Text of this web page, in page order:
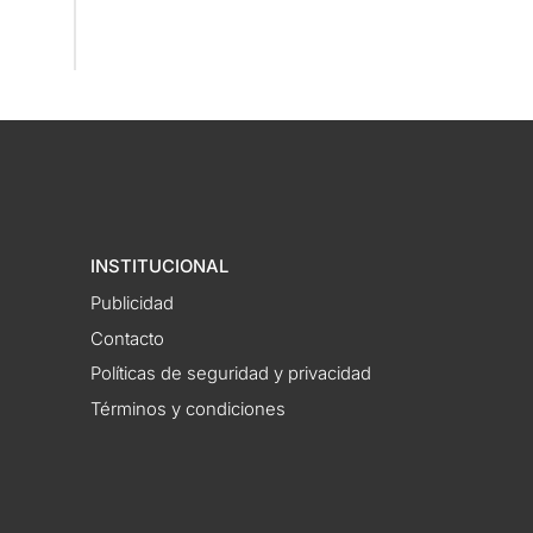
INSTITUCIONAL
Publicidad
Contacto
Políticas de seguridad y privacidad
Términos y condiciones